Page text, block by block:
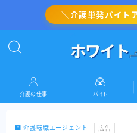
＼介護単発バイト
MENU
介護の転職対策
介護の仕事 バイト
介護転職エージェント 広告